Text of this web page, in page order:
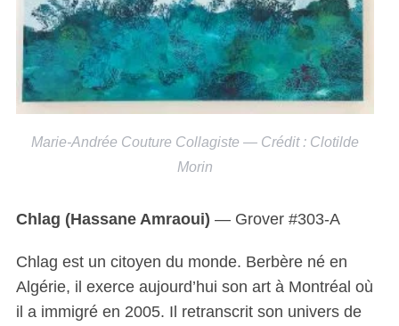
Marie-Andrée Couture Collagiste — Crédit : Clotilde
Morin
Chlag (Hassane Amraoui) — Grover #303-A
Chlag est un citoyen du monde. Berbère né en
Algérie, il exerce aujourd’hui son art à Montréal où
il a immigré en 2005. Il retranscrit son univers de